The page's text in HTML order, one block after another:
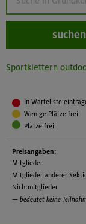
suchen
Sportklettern
In Warteliste
Wenige Plätze frei
Plätze frei
Preisangaben:
Mitglieder
Mitglieder anderer
Nichtmitglieder
— bedeutet keine